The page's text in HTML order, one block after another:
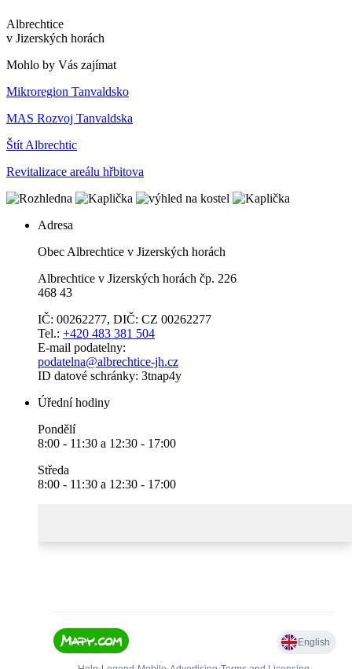
Albrechtice
v Jizerských horách
Mohlo by Vás zajímat
Mikroregion Tanvaldsko
MAS Rozvoj Tanvaldska
Štít Albrechtic
Revitalizace areálu hřbitova
Adresa
Obec Albrechtice v Jizerských horách
Albrechtice v Jizerských horách čp. 226
468 43
IČ: 00262277, DIČ: CZ 00262277
Tel.: +420 483 381 504
E-mail podatelny:
podatelna@albrechtice-jh.cz
ID datové schránky: 3tnap4y
Úřední hodiny
Pondělí
8:00 - 11:30 a 12:30 - 17:00
Středa
8:00 - 11:30 a 12:30 - 17:00